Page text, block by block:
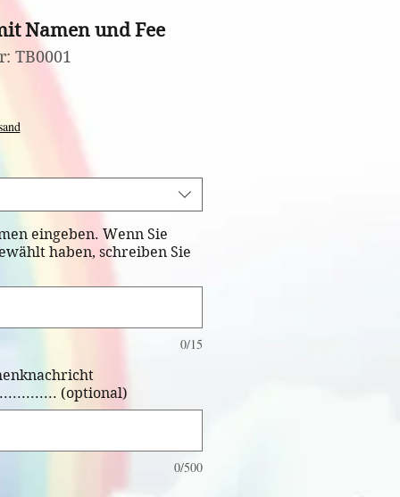
Namen und Fee
TB0001
eingeben. Wenn Sie
haben, schreiben Sie
0/15
(optional)
0/500